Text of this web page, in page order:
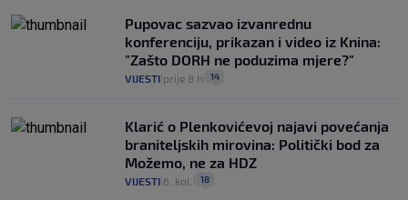
Pupovac sazvao izvanrednu
konferenciju, prikazan i video iz Knina:
"Zašto DORH ne poduzima mjere?"
VIJESTI prije 8 h 14
Klarić o Plenkovićevoj najavi povećanja
braniteljskih mirovina: Politički bod za
Možemo, ne za HDZ
VIJESTI 6. kol. 18